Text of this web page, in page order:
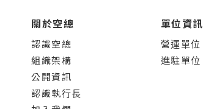
關於空總
認識空總
組織架構
公開資訊
認識執行長
單位資訊
營運單位
進駐單位